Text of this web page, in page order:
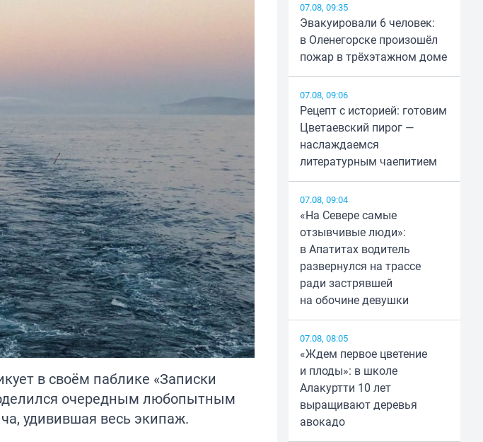
в своём паблике «Записки
очередным любопытным
удивившая весь экипаж.
07.08, 09:35
Эвакуировали 6 человек:
в Оленегорске произошёл
пожар в трёхэтажном доме
07.08, 09:06
Рецепт с историей: готовим
Цветаевский пирог —
наслаждаемся
литературным чаепитием
07.08, 09:04
«На Севере самые
отзывчивые люди»:
в Апатитах водитель
развернулся на трассе
ради застрявшей
на обочине девушки
07.08, 08:05
«Ждем первое цветение
и плоды»: в школе
Алакуртти 10 лет
выращивают деревья
авокадо